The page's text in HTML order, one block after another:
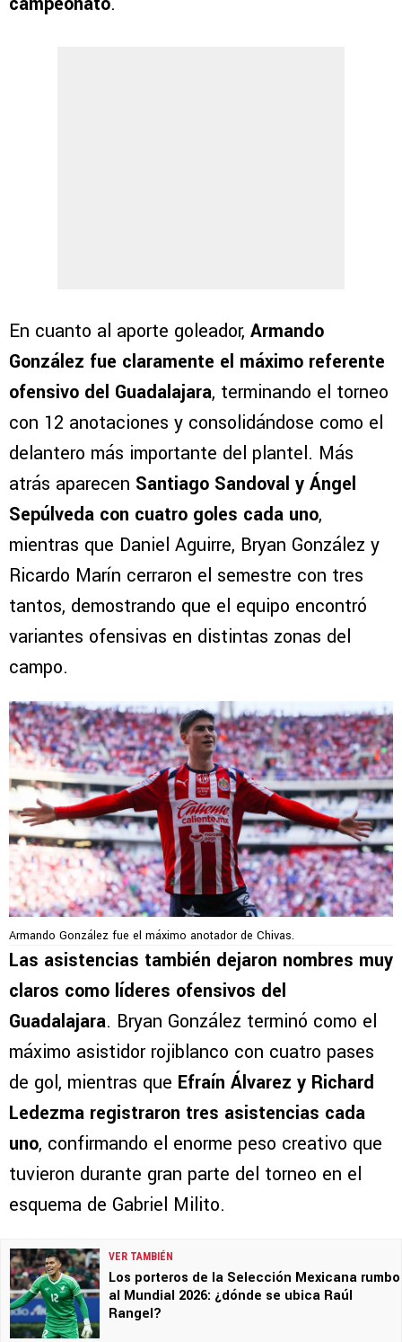
En cuanto al aporte goleador, Armando
González fue claramente el máximo referente
ofensivo del Guadalajara, terminando el torneo
con 12 anotaciones y consolidándose como el
delantero más importante del plantel. Más
atrás aparecen Santiago Sandoval y Ángel
Sepúlveda con cuatro goles cada uno,
mientras que Daniel Aguirre, Bryan González y
Ricardo Marín cerraron el semestre con tres
tantos, demostrando que el equipo encontró
variantes ofensivas en distintas zonas del
campo.
Armando González fue el máximo anotador de Chivas.
Las asistencias también dejaron nombres muy
claros como líderes ofensivos del
Guadalajara. Bryan González terminó como el
máximo asistidor rojiblanco con cuatro pases
de gol, mientras que Efraín Álvarez y Richard
Ledezma registraron tres asistencias cada
uno, confirmando el enorme peso creativo que
tuvieron durante gran parte del torneo en el
esquema de Gabriel Milito.
VER TAMBIÉN
Los porteros de la Selección Mexicana rumbo
al Mundial 2026: ¿dónde se ubica Raúl
Rangel?